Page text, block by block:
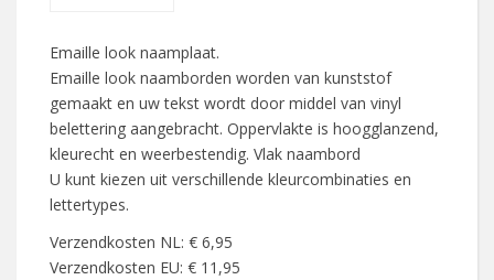
Emaille look naamplaat.
Emaille look naamborden worden van kunststof
gemaakt en uw tekst wordt door middel van vinyl
belettering aangebracht. Oppervlakte is hoogglanzend,
kleurecht en weerbestendig. Vlak naambord
U kunt kiezen uit verschillende kleurcombinaties en
lettertypes.
Verzendkosten NL: € 6,95
Verzendkosten EU: € 11,95